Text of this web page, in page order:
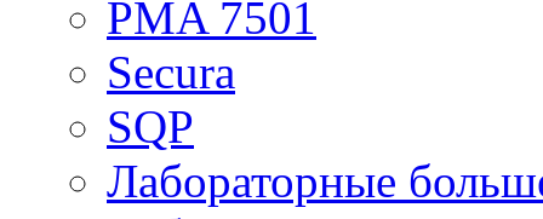
PMA 7501
Secura
SQP
Лабораторные